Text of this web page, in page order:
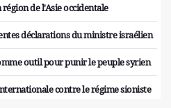
de l'Asie occidentale
déclarations du ministre israélien
outil pour punir le peuple syrien
contre le régime sioniste